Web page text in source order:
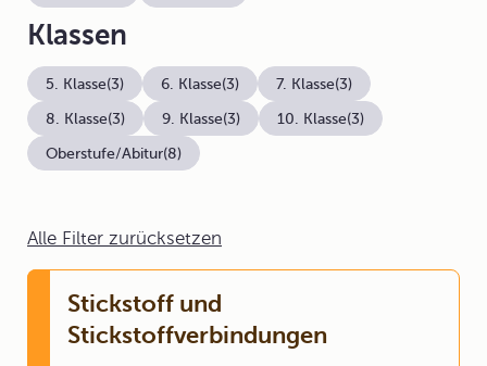
Alle Filter zurücksetzen
Stickstoff und
Stickstoffverbindungen
Klassen
5. Klasse(3) 6. Klasse(3) 7. Klasse(3)
8. Klasse(3) 9. Klasse(3) 10. Klasse(3)
Oberstufe/Abitur(8)